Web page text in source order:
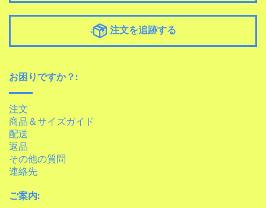
注文を追跡する
お困りですか？:
注文
商品＆サイズガイド
配送
返品
その他の質問
連絡先
ご案内: